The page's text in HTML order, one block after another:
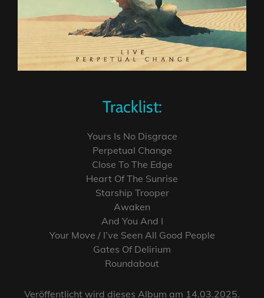
Tracklist:
Yours Is No Disgrace
Perpetual Change
Close To The Edge
Heart Of The Sunrise
Starship Trooper
Awaken
And You And I
Your Move / I’ve Seen All Good People
Gates Of Delirium
Roundabout
Veröffentlicht wird dieses Album am 14.03.2025.